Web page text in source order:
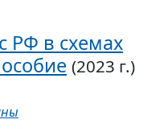
РФ в схемах
(2023 г.)